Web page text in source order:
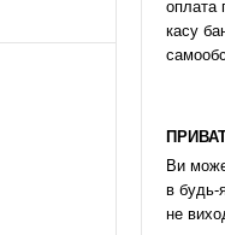
оплата
касу
Ви
в будь-
не